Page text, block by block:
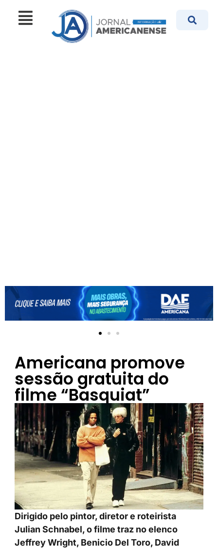
Americana promove
sessão gratuita do
filme “Basquiat”
Dirigido pelo pintor, diretor e roteirista
Julian Schnabel, o filme traz no elenco
Jeffrey Wright, Benicio Del Toro, David